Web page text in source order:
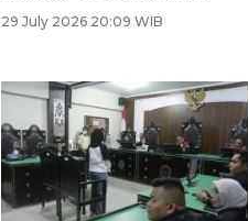
29 July 2026 20:09 WIB